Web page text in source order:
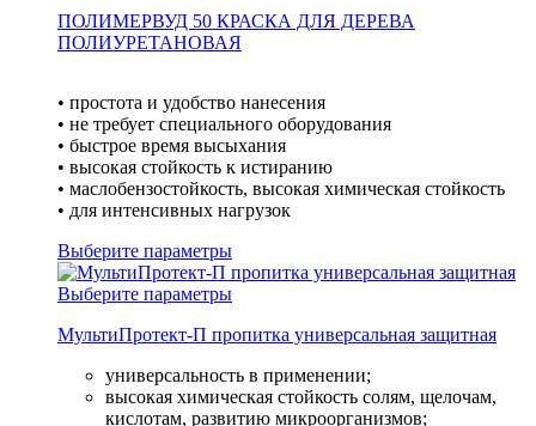
ПОЛИМЕРВУД 50 КРАСКА ДЛЯ ДЕРЕВА
ПОЛИУРЕТАНОВАЯ
• простота и удобство нанесения
• не требует специального оборудования
• быстрое время высыхания
• высокая стойкость к истиранию
• маслобензостойкость, высокая химическая стойкость
• для интенсивных нагрузок
Выберите параметры
Выберите параметры
МультиПротект-П пропитка универсальная защитная
универсальность в применении;
высокая химическая стойкость солям, щелочам,
кислотам, развитию микроорганизмов;